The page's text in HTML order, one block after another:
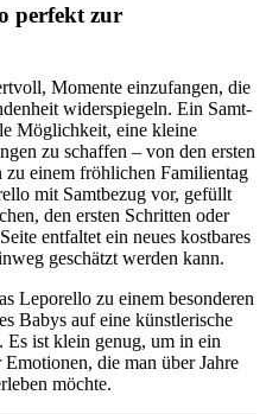
perfekt zur
Momente einzufangen, die
widerspiegeln. Ein Samt-
Möglichkeit, eine kleine
zu schaffen – von den ersten
zu einem fröhlichen Familientag
mit Samtbezug vor, gefüllt
den ersten Schritten oder
entfaltet ein neues kostbares
geschätzt werden kann.
Leporello zu einem besonderen
Babys auf eine künstlerische
Es ist klein genug, um in ein
die man über Jahre
möchte.